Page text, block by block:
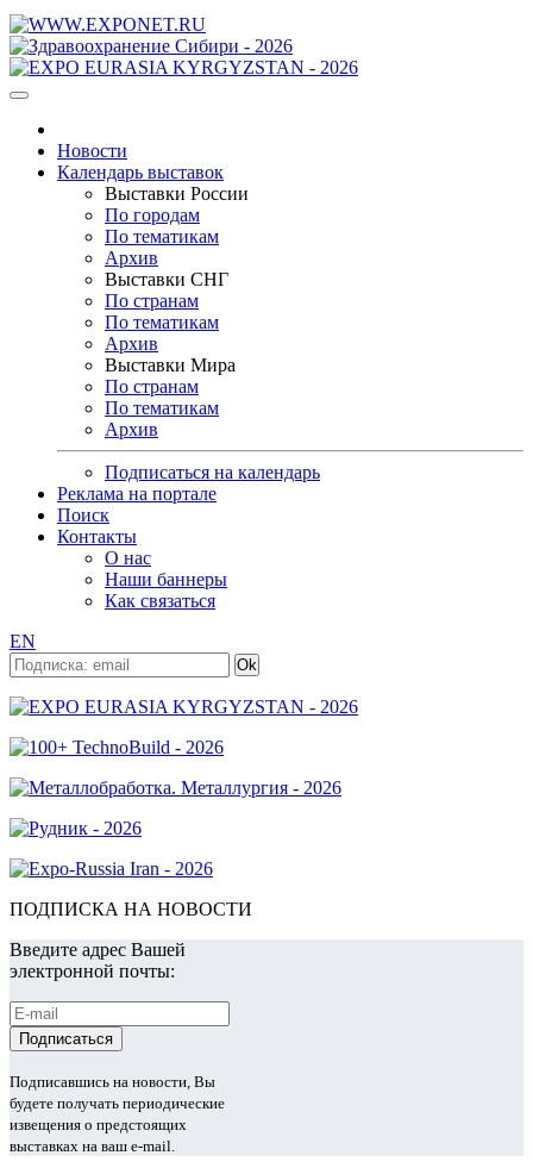
Новости
Календарь выставок
Выставки России
По городам
По тематикам
Архив
Выставки СНГ
По странам
По тематикам
Архив
Выставки Мира
По странам
По тематикам
Архив
Подписаться на календарь
Реклама на портале
Поиск
Контакты
О нас
Наши баннеры
Как связаться
EN
ПОДПИСКА НА НОВОСТИ
Введите адрес Вашей
электронной почты:
Подписавшись на новости, Вы
будете получать периодические
извещения о предстоящих
выставках на ваш e-mail.